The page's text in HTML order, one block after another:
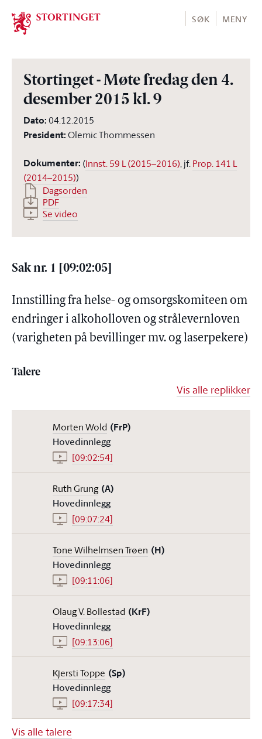
Stortinget.no
SØK MENY
Stortinget - Møte fredag den 4.
desember 2015 kl. 9
Dato:04.12.2015
President:Olemic Thommessen
Dokumenter: (Innst. 59 L (2015–2016), jf.Prop. 141 L
(2014–2015))
Dagsorden
PDF
Se video
Sak nr. 1 [09:02:05]
Innstilling fra helse- og omsorgskomiteen om
endringer i alkoholloven og strålevernloven
(varigheten på bevillinger mv. og laserpekere)
Talere
Vis alle replikker
Morten Wold (FrP)
[09:02:54]
Hovedinnlegg
Ruth Grung (A)
[09:07:24]
Hovedinnlegg
Tone Wilhelmsen Trøen (H)
[09:11:06]
Hovedinnlegg
Olaug V. Bollestad (KrF)
[09:13:06]
Hovedinnlegg
Kjersti Toppe (Sp)
[09:17:34]
Hovedinnlegg
Vis alle talere